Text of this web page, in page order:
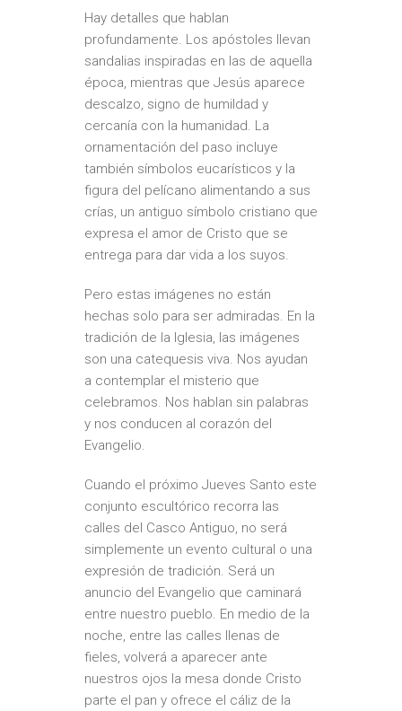
Hay detalles que hablan
profundamente. Los apóstoles llevan
sandalias inspiradas en las de aquella
época, mientras que Jesús aparece
descalzo, signo de humildad y
cercanía con la humanidad. La
ornamentación del paso incluye
también símbolos eucarísticos y la
figura del pelícano alimentando a sus
crías, un antiguo símbolo cristiano que
expresa el amor de Cristo que se
entrega para dar vida a los suyos.
Pero estas imágenes no están
hechas solo para ser admiradas. En la
tradición de la Iglesia, las imágenes
son una catequesis viva. Nos ayudan
a contemplar el misterio que
celebramos. Nos hablan sin palabras
y nos conducen al corazón del
Evangelio.
Cuando el próximo Jueves Santo este
conjunto escultórico recorra las
calles del Casco Antiguo, no será
simplemente un evento cultural o una
expresión de tradición. Será un
anuncio del Evangelio que caminará
entre nuestro pueblo. En medio de la
noche, entre las calles llenas de
fieles, volverá a aparecer ante
nuestros ojos la mesa donde Cristo
parte el pan y ofrece el cáliz de la